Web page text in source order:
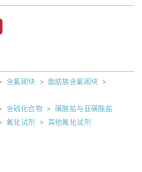
含氟砌块 > 脂肪族含氟砌块 >
含硫化合物 > 磺酸盐与亚磺酸盐
氟化试剂 > 其他氟化试剂